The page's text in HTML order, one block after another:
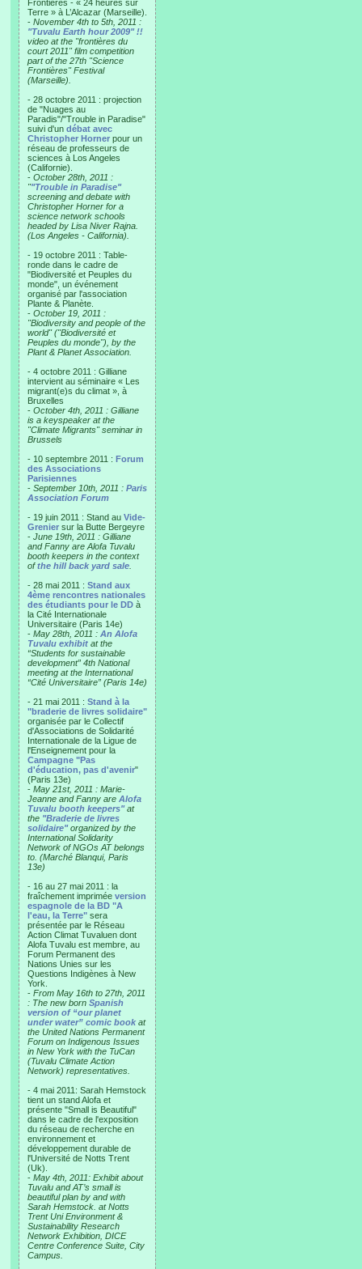
Frontières - « 24 heures sur
Terre » à L’Alcazar (Marseille).
- November 4th to 5th, 2011 :
"Tuvalu Earth hour 2009" !!
video at the "frontières du
court 2011" film competition
part of the 27th "Science
Frontières" Festival
(Marseille).
- 28 octobre 2011 : projection
de "Nuages au
Paradis"/"Trouble in Paradise"
suivi d'un débat avec
Christopher Horner pour un
réseau de professeurs de
sciences à Los Angeles
(Californie).
- October 28th, 2011 :
""Trouble in Paradise"
screening and debate with
Christopher Horner for a
science network schools
headed by Lisa Niver Rajna.
(Los Angeles - California).
- 19 octobre 2011 : Table-
ronde dans le cadre de
"Biodiversité et Peuples du
monde", un événement
organisé par l'association
Plante & Planète.
- October 19, 2011 :
"Biodiversity and people of the
world" ("Biodiversité et
Peuples du monde"), by the
Plant & Planet Association.
- 4 octobre 2011 : Gilliane
intervient au séminaire « Les
migrant(e)s du climat », à
Bruxelles
- October 4th, 2011 : Gilliane
is a keyspeaker at the
"Climate Migrants" seminar in
Brussels
- 10 septembre 2011 : Forum
des Associations
Parisiennes
- September 10th, 2011 : Paris
Association Forum
- 19 juin 2011 : Stand au Vide-
Grenier sur la Butte Bergeyre
- June 19th, 2011 : Gilliane
and Fanny are Alofa Tuvalu
booth keepers in the context
ofthe hill back yard sale
- 28 mai 2011 : Stand aux
4ème rencontres nationales
des étudiants pour le DD à
la Cité Internationale
Universitaire (Paris 14e)
- May 28th, 2011 : An Alofa
Tuvalu exhibit at the
“Students for sustainable
development” 4th National
meeting at the International
“Cité Universitaire” (Paris 14e)
- 21 mai 2011 : Stand à la
"braderie de livres solidaire"
organisée par le Collectif
d'Associations de Solidarité
Internationale de la Ligue de
l'Enseignement pour la
Campagne "Pas
d'éducation, pas d'avenir"
(Paris 13e)
- May 21st, 2011 : Marie-
Jeanne and Fanny are Alofa
Tuvalu booth keepers"at
the "Braderie de livres
solidaire"organized by the
International Solidarity
Network of NGOs AT belongs
to. (Marché Blanqui, Paris
13e)
- 16 au 27 mai 2011 : la
fraîchement imprimée version
espagnole de la BD "A
l'eau, la Terre" sera
présentée par le Réseau
Action Climat Tuvaluen dont
Alofa Tuvalu est membre, au
Forum Permanent des
Nations Unies sur les
Questions Indigènes à New
York.
- From May 16th to 27th, 2011
: The new born Spanish
version of “our planet
under water” comic book at
the United Nations Permanent
Forum on Indigenous Issues
in New York with the TuCan
(Tuvalu Climate Action
Network) representatives.
- 4 mai 2011: Sarah Hemstock
tient un stand Alofa et
présente "Small is Beautiful"
dans le cadre de l'exposition
du réseau de recherche en
environnement et
développement durable de
l'Université de Notts Trent
(Uk).
- May 4th, 2011: Exhibit about
Tuvalu and AT’s small is
beautiful plan by and with
Sarah Hemstock. at Notts
Trent Uni Environment &
Sustainability Research
Network Exhibition, DICE
Centre Conference Suite, City
Campus.